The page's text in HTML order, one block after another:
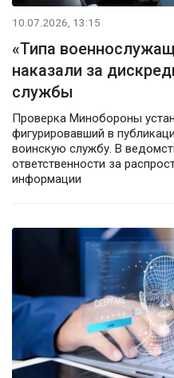
10.07.2026, 13:15
«Типа
наказали за
службы
Проверка Минобороны
фигурировавший в
воинскую службу. В
ответственности за
информации